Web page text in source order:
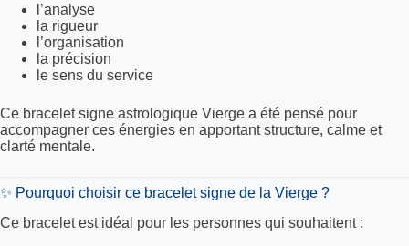
l’analyse
la rigueur
l’organisation
la précision
le sens du service
Ce bracelet signe astrologique Vierge a été pensé pour
accompagner ces énergies en apportant structure, calme et
clarté mentale.
✨ Pourquoi choisir ce bracelet signe de la Vierge ?
Ce bracelet est idéal pour les personnes qui souhaitent :